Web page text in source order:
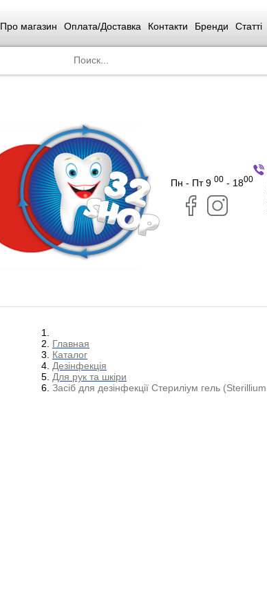
Про магазин Оплата/Доставка Контакти Бренди Статті
Пн - Пт 9 00 - 1800
Главная
Каталог
Дезінфекція
Для рук та шкіри
Засіб для дезінфекції Стериліум гель